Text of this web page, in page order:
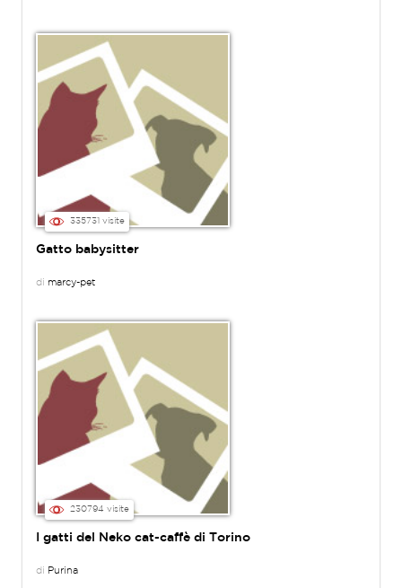
335731 visite
Gatto babysitter
di marcy-pet
230794 visite
I gatti del Neko cat-caffè di Torino
di Purina